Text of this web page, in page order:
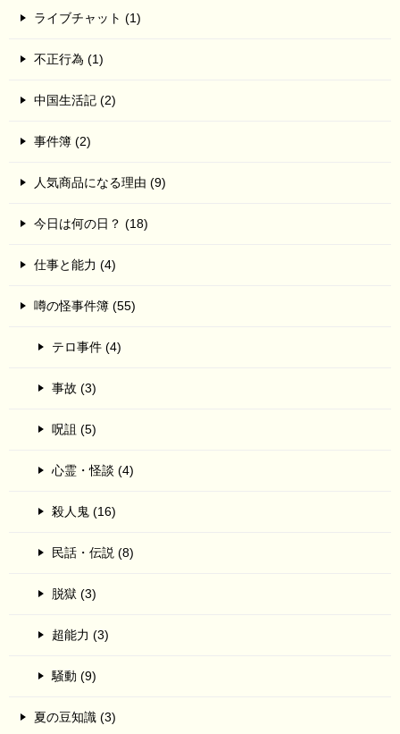
ライブチャット (1)
不正行為 (1)
中国生活記 (2)
事件簿 (2)
人気商品になる理由 (9)
今日は何の日？ (18)
仕事と能力 (4)
噂の怪事件簿 (55)
テロ事件 (4)
事故 (3)
呪詛 (5)
心霊・怪談 (4)
殺人鬼 (16)
民話・伝説 (8)
脱獄 (3)
超能力 (3)
騒動 (9)
夏の豆知識 (3)